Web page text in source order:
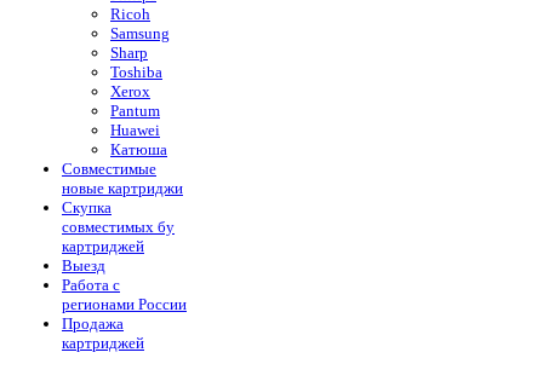
Ricoh
Samsung
Sharp
Toshiba
Xerox
Pantum
Huawei
Катюша
Совместимые
новые картриджи
Скупка
совместимых бу
картриджей
Выезд
Работа с
регионами России
Продажа
картриджей